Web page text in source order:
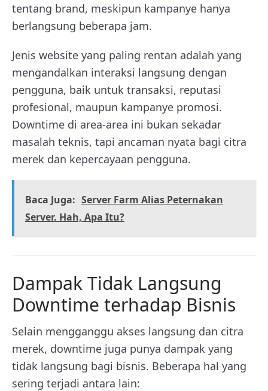
tentang brand, meskipun kampanye hanya
berlangsung beberapa jam.
Jenis website yang paling rentan adalah yang
mengandalkan interaksi langsung dengan
pengguna, baik untuk transaksi, reputasi
profesional, maupun kampanye promosi.
Downtime di area-area ini bukan sekadar
masalah teknis, tapi ancaman nyata bagi citra
merek dan kepercayaan pengguna.
Baca Juga: Server Farm Alias Peternakan
Server. Hah, Apa Itu?
Dampak Tidak Langsung
Downtime terhadap Bisnis
Selain mengganggu akses langsung dan citra
merek, downtime juga punya dampak yang
tidak langsung bagi bisnis. Beberapa hal yang
sering terjadi antara lain: